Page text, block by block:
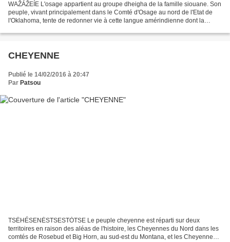
WAŽÁŽEÍE L'osage appartient au groupe dheigha de la famille siouane. Son
peuple, vivant principalement dans le Comté d'Osage au nord de l'Etat de
l'Oklahoma, tente de redonner vie à cette langue amérindienne dont la
CHEYENNE
Publié le 14/02/2016 à 20:47
Par Patsou
TSĖHÉSENĖSTSESTȮTSE Le peuple cheyenne est réparti sur deux
territoires en raison des aléas de l'histoire, les Cheyennes du Nord dans les
comtés de Rosebud et Big Horn, au sud-est du Montana, et les Cheyennes